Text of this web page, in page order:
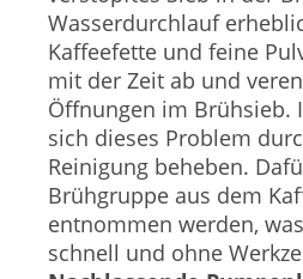
Wasserdurchlauf
Kaffeefette und feine
mit der Zeit ab und
Öffnungen im Brühsieb.
sich dieses Problem
Reinigung beheben.
Brühgruppe aus dem
entnommen werden,
schnell und ohne